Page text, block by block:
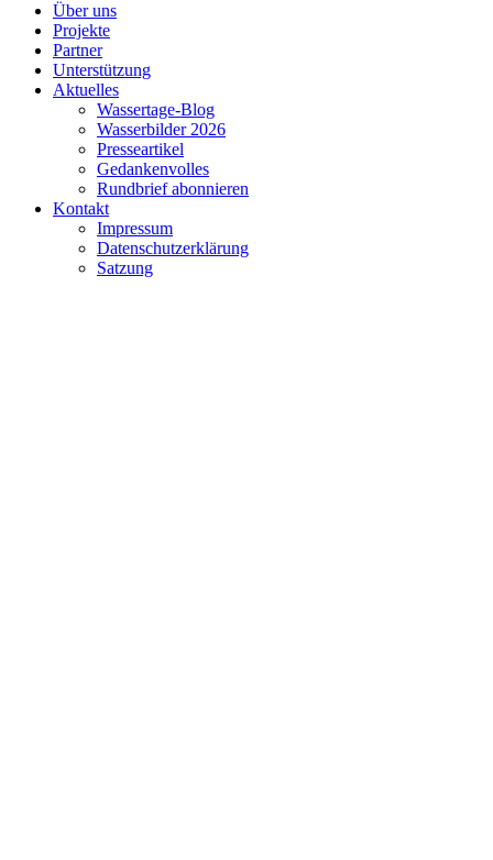
Über uns
Projekte
Partner
Unterstützung
Aktuelles
Wassertage-Blog
Wasserbilder 2026
Presseartikel
Gedankenvolles
Rundbrief abonnieren
Kontakt
Impressum
Datenschutzerklärung
Satzung